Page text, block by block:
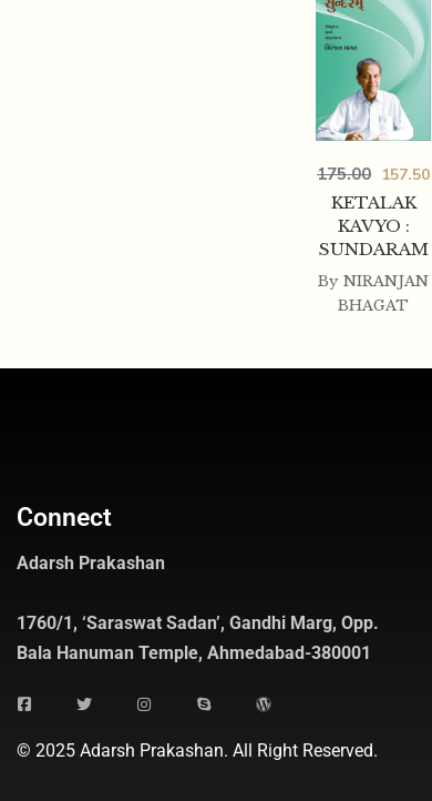
KETALAK
KAVYO :
SUNDARAM
175.00 157.50
By NIRANJAN
BHAGAT
Connect
Adarsh Prakashan
1760/1, ‘Saraswat Sadan’, Gandhi Marg, Opp.
Bala Hanuman Temple, Ahmedabad-380001
© 2025 Adarsh Prakashan. All Right Reserved.